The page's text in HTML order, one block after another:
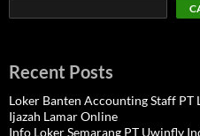
Recent Posts
Loker Banten Accounting Staff PT
Ijazah Lamar Online
Info Loker Semarang PT Uwinfly